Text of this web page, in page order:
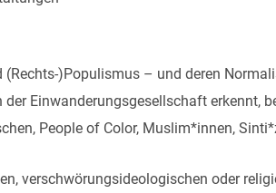
)Populismus – und deren
Einwanderungsgesellschaft erkennt,
People of Color, Muslim*innen,
verschwörungsideologischen oder